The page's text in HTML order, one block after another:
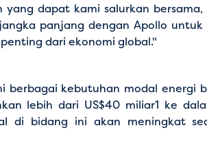
dapat kami salurkan
panjang dengan Apollo untuk
dari ekonomi global."
berbagai kebutuhan modal energi
lebih dari US$40 miliar1 ke
di bidang ini akan meningkat